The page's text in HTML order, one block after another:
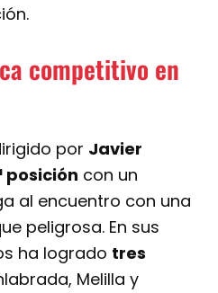
competitivo en
por Javier
posición con un
al encuentro con una
peligrosa. En sus
ha logrado tres
Melilla y